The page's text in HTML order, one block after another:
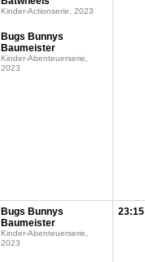
Kinder-Actionserie, 2023
Bugs Bunnys
Baumeister
Kinder-Abenteuerserie,
2023
Bugs Bunnys
Baumeister
Kinder-Abenteuerserie,
2023
23:15